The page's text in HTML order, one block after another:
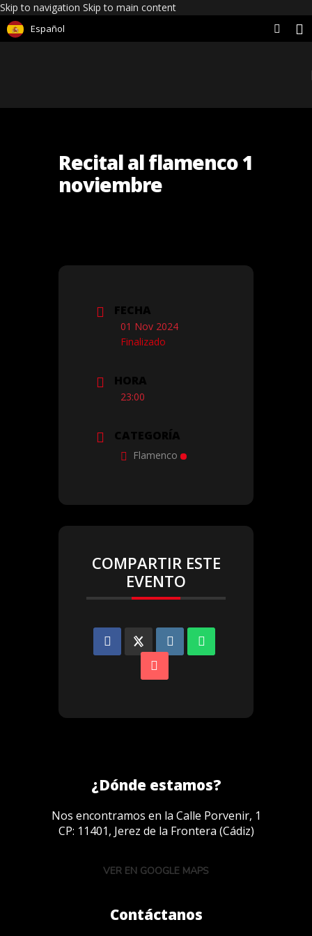
Skip to navigation Skip to main content
Español
Recital al flamenco 1
noviembre
FECHA
01 Nov 2024
Finalizado
HORA
23:00
CATEGORÍA
Flamenco
COMPARTIR ESTE
EVENTO
¿Dónde estamos?
Nos encontramos en la Calle Porvenir, 1
CP: 11401, Jerez de la Frontera (Cádiz)
VER EN GOOGLE MAPS
Contáctanos